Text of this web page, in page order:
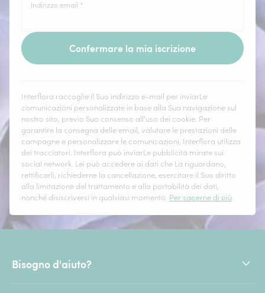
Indirizzo email *
Confermare la mia iscrizione
Interflora raccoglie il Suo indirizzo e-mail per inviarLe
comunicazioni personalizzate in base alla Sua navigazione sul
nostro sito, previo Suo consenso all'uso dei cookie. Per
garantire la consegna delle email, valutare le prestazioni delle
campagne e personalizzare le comunicazioni, Interflora utilizza
dei tracciatori. Interflora può inviarLe pubblicità mirate sui
social network. Lei può accedere ai dati che La riguardano,
rettificarli, richiederne la cancellazione, esercitare il Suo diritto
alla limitazione del trattamento e alla portabilità dei dati,
nonché disiscriversi in qualsiasi momento. Per saperne di più.
Bisogno d'aiuto?